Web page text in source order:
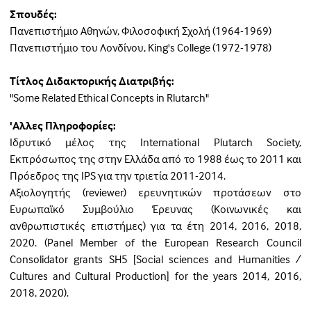
Σπουδές:
Πανεπιστήμιο Αθηνών, Φιλοσοφική Σχολή (1964-1969)
Πανεπιστήμιο του Λονδίνου, King's College (1972-1978)
Τίτλος Διδακτορικής Διατριβής:
"Some Related Ethical Concepts in Rlutarch"
'Αλλες Πληροφορίες:
Ιδρυτικό μέλος της International Plutarch Society,
Εκπρόσωπος της στην Ελλάδα από το 1988 έως το 2011 και
Πρόεδρος της IPS για την τριετία 2011-2014.
Αξιολογητής (reviewer) ερευνητικών προτάσεων στο
Ευρωπαϊκό Συμβούλιο Έρευνας (Κοινωνικές και
ανθρωπιστικές επιστήμες) για τα έτη 2014, 2016, 2018,
2020. (Panel Member of the European Research Council
Consolidator grants SH5 [Social sciences and Humanities /
Cultures and Cultural Production] for the years 2014, 2016,
2018, 2020).